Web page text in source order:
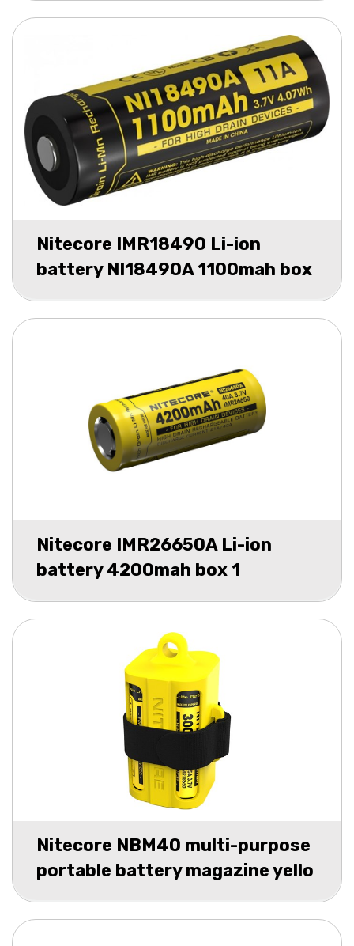
Nitecore IMR18490 Li-ion
battery NI18490A 1100mah box
Nitecore IMR26650A Li-ion
battery 4200mah box 1
Nitecore NBM40 multi-purpose
portable battery magazine yello